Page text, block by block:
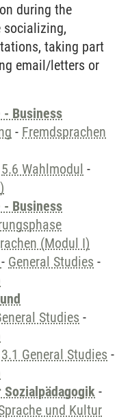
during the
socializing,
taking part
email/letters or
Business
- Fremdsprachen
5.6 Wahlmodul -
Business
(Modul I)
- General Studies -
Studies -
3.1 General Studies -
-
und Kultur